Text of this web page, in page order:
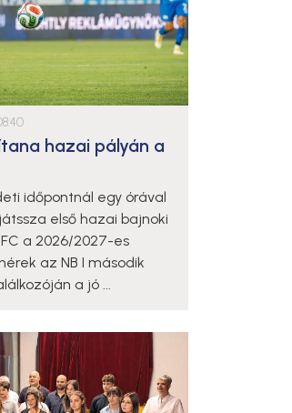
hazai pályán a
időpontnál egy órával
első hazai bajnoki
a 2026/2027-es
az NB I második
a jó ...